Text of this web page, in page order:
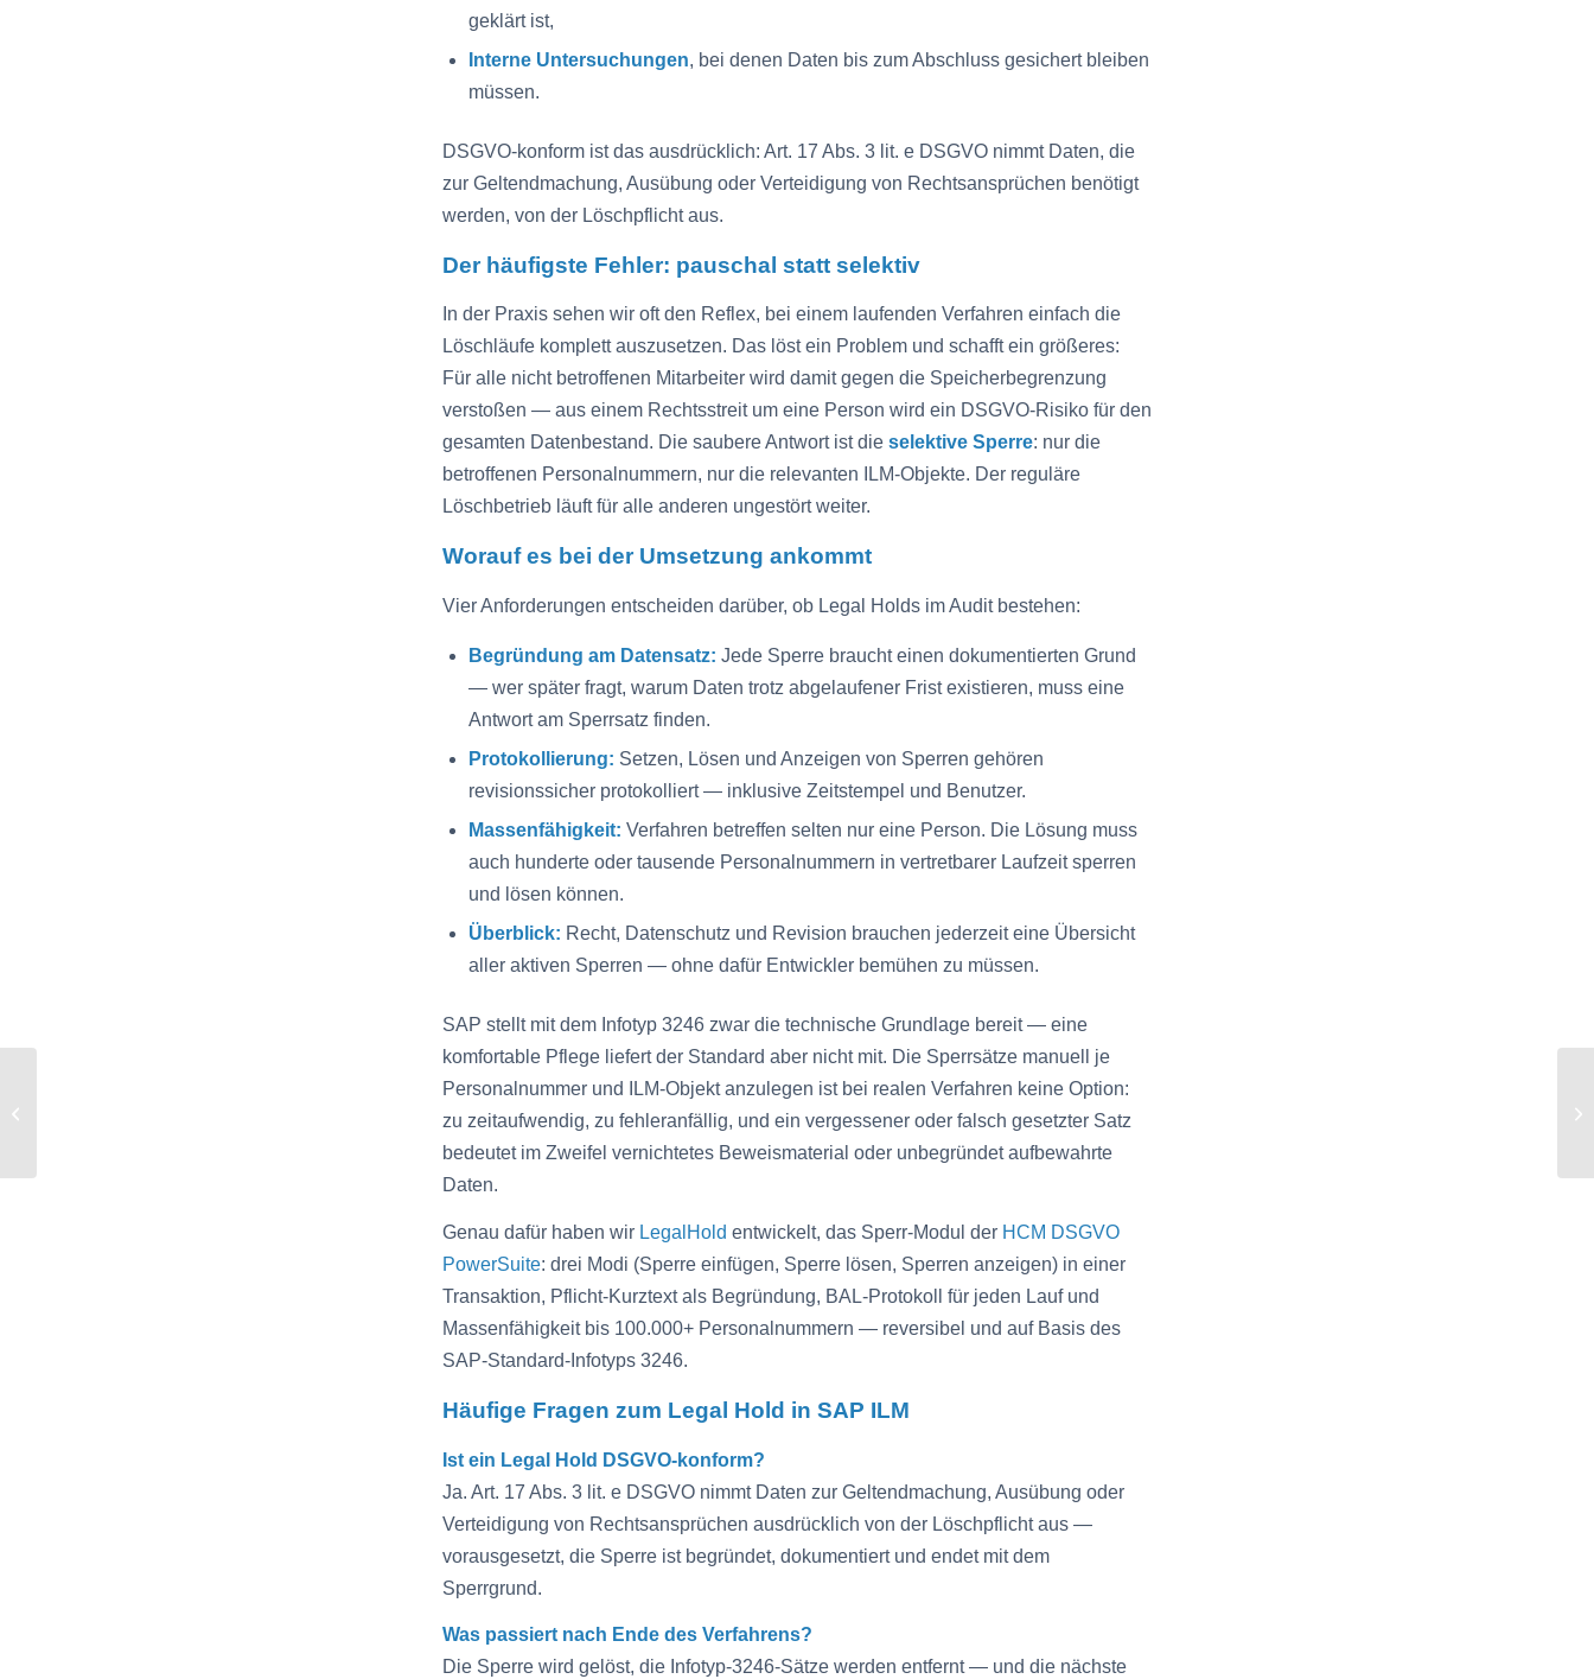
geklärt ist,
Interne Untersuchungen, bei denen Daten bis zum Abschluss gesichert bleiben
müssen.
DSGVO-konform ist das ausdrücklich: Art. 17 Abs. 3 lit. e DSGVO nimmt Daten, die
zur Geltendmachung, Ausübung oder Verteidigung von Rechtsansprüchen benötigt
werden, von der Löschpflicht aus.
Der häufigste Fehler: pauschal statt selektiv
In der Praxis sehen wir oft den Reflex, bei einem laufenden Verfahren einfach die
Löschläufe komplett auszusetzen. Das löst ein Problem und schafft ein größeres:
Für alle nicht betroffenen Mitarbeiter wird damit gegen die Speicherbegrenzung
verstoßen — aus einem Rechtsstreit um eine Person wird ein DSGVO-Risiko für den
gesamten Datenbestand. Die saubere Antwort ist die selektive Sperre: nur die
betroffenen Personalnummern, nur die relevanten ILM-Objekte. Der reguläre
Löschbetrieb läuft für alle anderen ungestört weiter.
Worauf es bei der Umsetzung ankommt
Vier Anforderungen entscheiden darüber, ob Legal Holds im Audit bestehen:
Begründung am Datensatz: Jede Sperre braucht einen dokumentierten Grund
— wer später fragt, warum Daten trotz abgelaufener Frist existieren, muss eine
Antwort am Sperrsatz finden.
Protokollierung: Setzen, Lösen und Anzeigen von Sperren gehören
revisionssicher protokolliert — inklusive Zeitstempel und Benutzer.
Massenfähigkeit: Verfahren betreffen selten nur eine Person. Die Lösung muss
auch hunderte oder tausende Personalnummern in vertretbarer Laufzeit sperren
und lösen können.
Überblick: Recht, Datenschutz und Revision brauchen jederzeit eine Übersicht
aller aktiven Sperren — ohne dafür Entwickler bemühen zu müssen.
SAP stellt mit dem Infotyp 3246 zwar die technische Grundlage bereit — eine
komfortable Pflege liefert der Standard aber nicht mit. Die Sperrsätze manuell je
Personalnummer und ILM-Objekt anzulegen ist bei realen Verfahren keine Option:
zu zeitaufwendig, zu fehleranfällig, und ein vergessener oder falsch gesetzter Satz
bedeutet im Zweifel vernichtetes Beweismaterial oder unbegründet aufbewahrte
Daten.
Genau dafür haben wir LegalHold entwickelt, das Sperr-Modul der HCM DSGVO
PowerSuite: drei Modi (Sperre einfügen, Sperre lösen, Sperren anzeigen) in einer
Transaktion, Pflicht-Kurztext als Begründung, BAL-Protokoll für jeden Lauf und
Massenfähigkeit bis 100.000+ Personalnummern — reversibel und auf Basis des
SAP-Standard-Infotyps 3246.
Häufige Fragen zum Legal Hold in SAP ILM
Ist ein Legal Hold DSGVO-konform?
Ja. Art. 17 Abs. 3 lit. e DSGVO nimmt Daten zur Geltendmachung, Ausübung oder
Verteidigung von Rechtsansprüchen ausdrücklich von der Löschpflicht aus —
vorausgesetzt, die Sperre ist begründet, dokumentiert und endet mit dem
Sperrgrund.
Was passiert nach Ende des Verfahrens?
Die Sperre wird gelöst, die Infotyp-3246-Sätze werden entfernt — und die nächste